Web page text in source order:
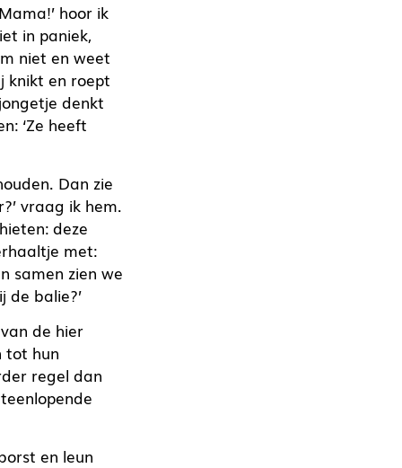
hoor ik
in paniek,
niet en weet
knikt en roept
denkt
‘Ze heeft
Dan zie
vraag ik hem.
deze
met:
samen zien we
de balie?’
de hier
tot hun
regel dan
en leun